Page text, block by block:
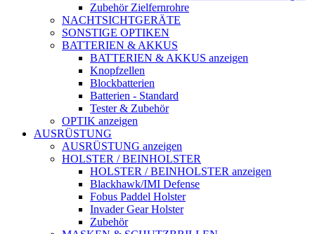
Zubehör Zielfernrohre
NACHTSICHTGERÄTE
SONSTIGE OPTIKEN
BATTERIEN & AKKUS
BATTERIEN & AKKUS anzeigen
Knopfzellen
Blockbatterien
Batterien - Standard
Tester & Zubehör
OPTIK anzeigen
AUSRÜSTUNG
AUSRÜSTUNG anzeigen
HOLSTER / BEINHOLSTER
HOLSTER / BEINHOLSTER anzeigen
Blackhawk/IMI Defense
Fobus Paddel Holster
Invader Gear Holster
Zubehör